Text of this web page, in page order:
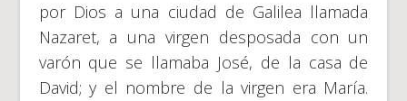
por Dios a una ciudad de Galilea llamada
Nazaret, a una virgen desposada con un
varón que se llamaba José, de la casa de
David; y el nombre de la virgen era María.